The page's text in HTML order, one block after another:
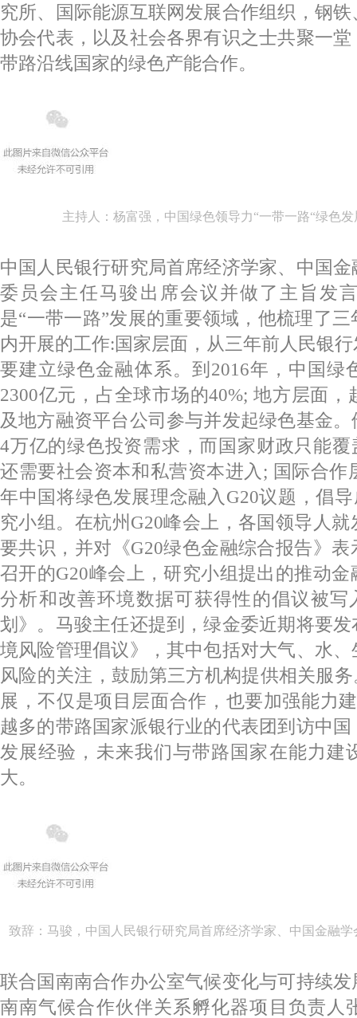
究所、国际能源互联网发展合作组织，钢
协会代表，以及社会各界有识之士共聚一
带路沿线国家的绿色产能合作。
主持人：杨富强，中国绿色领导力“一带一路“绿色
中国人民银行研究局首席经济学家、中国
委员会主任马骏出席会议并做了主旨发
是“一带一路”发展的重要领域，他梳理了
内开展的工作:国家层面，从三年前人民银
要建立绿色金融体系。到2016年，中国绿
2300亿元，占全球市场的40%; 地方层面
及地方融资平台公司参与并发起绿色基金
4万亿的绿色投资需求，而国家财政只能覆
还需要社会资本和私营资本进入; 国际合作
年中国将绿色发展理念融入G20议题，倡
究小组。在杭州G20峰会上，各国领导人
要共识，并对《G20绿色金融综合报告》
召开的G20峰会上，研究小组提出的推动
分析和改善环境数据可获得性的倡议被写
划》。马骏主任还提到，绿金委近期将要
境风险管理倡议》，其中包括对大气、水
风险的关注，鼓励第三方机构提供相关服
展，不仅是项目层面合作，也要加强能力
越多的带路国家派银行业的代表团到访中
发展经验，未来我们与带路国家在能力建
大。
致辞：马骏，中国人民银行研究局首席经济学家、中国金融
联合国南南合作办公室气候变化与可持续
南南气候合作伙伴关系孵化器项目负责人